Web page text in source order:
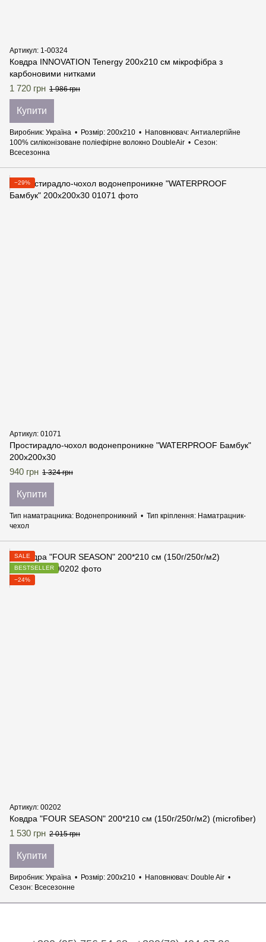
Артикул: 1-00324
Ковдра INNOVATION Tenergy 200х210 см мікрофібра з
карбоновими нитками
1 720 грн 1 986 грн
Купити
Виробник Україна Розмір 200х210 Наповнювач Антиалергійне
100% силіконізоване поліефірне волокно DoubleAir
Сезон
Всесезонна
−29%
Артикул: 01071
Простирадло-чохол водонепроникне "WATERPROOF Бамбук"
200х200х30
940 грн 1 324 грн
Купити
Тип наматрацника Водонепроникний Тип кріплення
Наматрацник-
чехол
SALE
BESTSELLER
−24%
Артикул: 00202
Ковдра "FOUR SEASON" 200*210 см (150г/250г/м2) (microfiber)
1 530 грн 2 015 грн
Купити
Виробник Україна Розмір 200х210 Наповнювач Double Air
Сезон
Всесезонне